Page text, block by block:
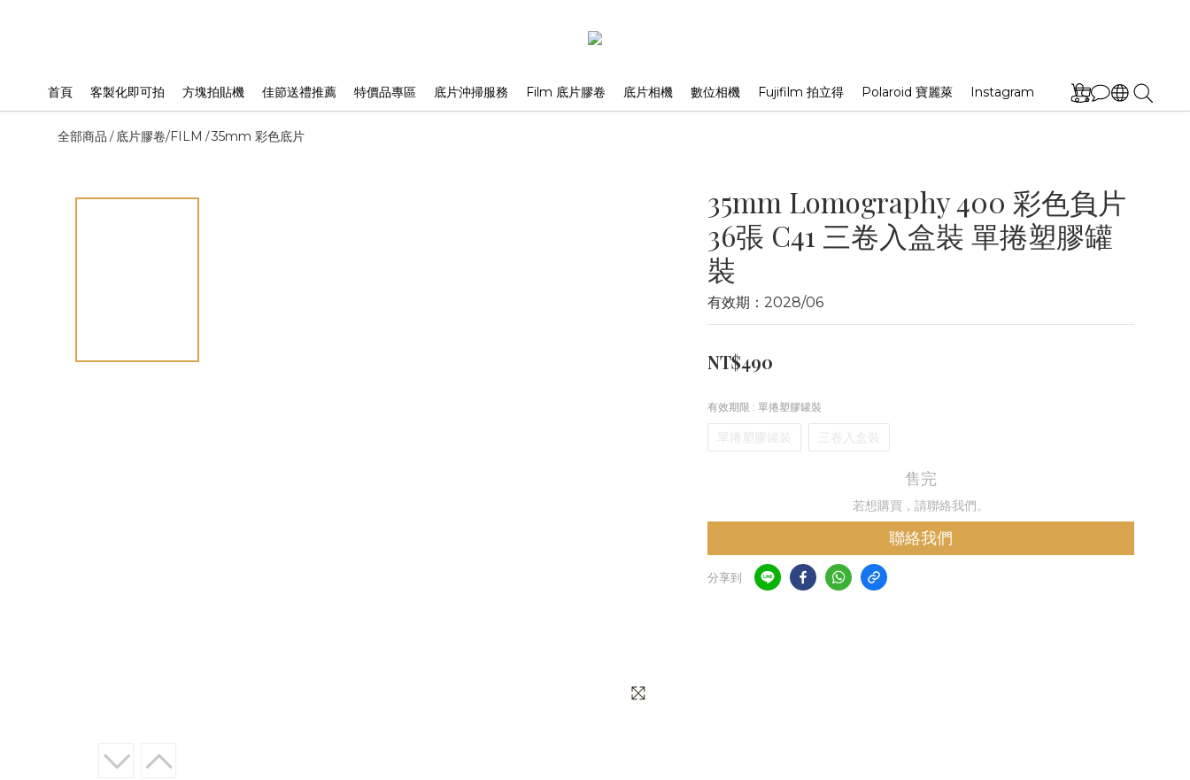
首頁 客製化即可拍 方塊拍貼機 佳節送禮推薦 特價品專區 底片沖掃服務 Film 底片膠卷 底片相機 數位相機 Fujifilm 拍立得 Polaroid 寶麗萊 Instagram
全部商品 /底片膠卷/FILM /35mm 彩色底片
35mm Lomography 400 彩色負片
36張 C41 三卷入盒裝 單捲塑膠罐
裝
有效期：2028/06
NT$490
有效期限 : 單捲塑膠罐裝
單捲塑膠罐裝 三卷入盒裝
售完
若想購買，請聯絡我們。
聯絡我們
分享到